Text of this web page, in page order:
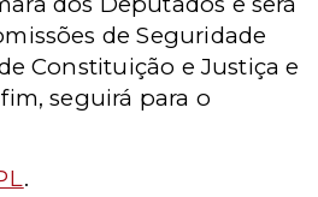
de Seguridade
Constituição e Justiça e
seguirá para o
.